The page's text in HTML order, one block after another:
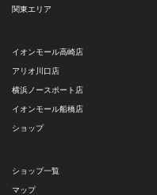
関東エリア
イオンモール高崎店
アリオ川口店
横浜ノースポート店
イオンモール船橋店
ショップ
ショップ一覧
マップ